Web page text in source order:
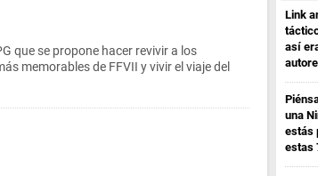
que se propone hacer revivir a los
memorables de FFVII y vivir el viaje del
Link
así
una
estás
estas